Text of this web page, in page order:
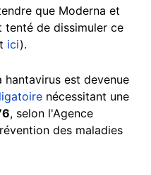
que Moderna et
tenté de dissimuler ce
ici).
hantavirus est devenue
nécessitant une
, selon l'Agence
des maladies